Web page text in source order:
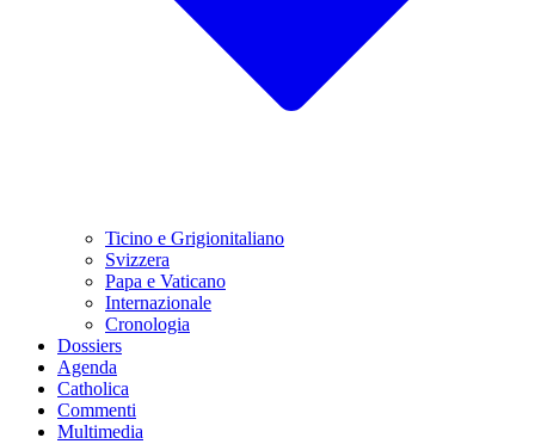
Ticino e Grigionitaliano
Svizzera
Papa e Vaticano
Internazionale
Cronologia
Dossiers
Agenda
Catholica
Commenti
Multimedia